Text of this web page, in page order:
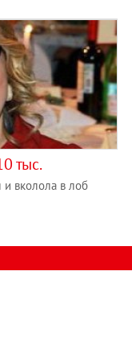
тыс.
и вколола в лоб